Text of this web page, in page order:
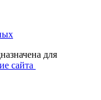
для
сайта